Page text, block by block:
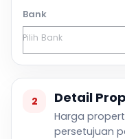
Bank
2 Detail
Harga
persetujuan